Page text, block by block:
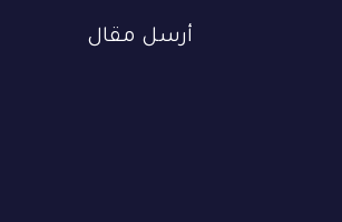
أرسل مقال